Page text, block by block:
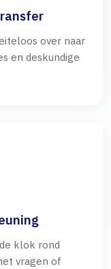
over naar
en deskundige
klok rond
vragen of